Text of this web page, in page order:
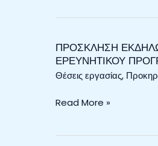
IN
LAND
USE
AND
SECTOR
LULUCF
ΤΟΥ
ΠΡΟΓΡΑΜΜΑΤΟΣ
«FACING
KEY
IN
GAS
ΠΡΟΣΚΛΗΣΗ
ΕΡΕΥΝΗΤΙΚΟΥ
Θέσεις εργασίας,
ΠΡΟΣΚΛΗΣΗ
ΕΚΔΗΛΩΣΗΣ
ΕΝΔΙΑΦΕΡΟΝΤΟΣ
ΑΝΑΘΕΣΗ
ΣΤΟ
Read More »